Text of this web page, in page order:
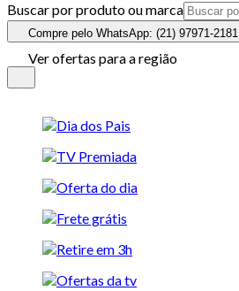
Buscar por produto ou marca
Compre pelo WhatsApp: (21) 97971-2181
Ver ofertas para a região